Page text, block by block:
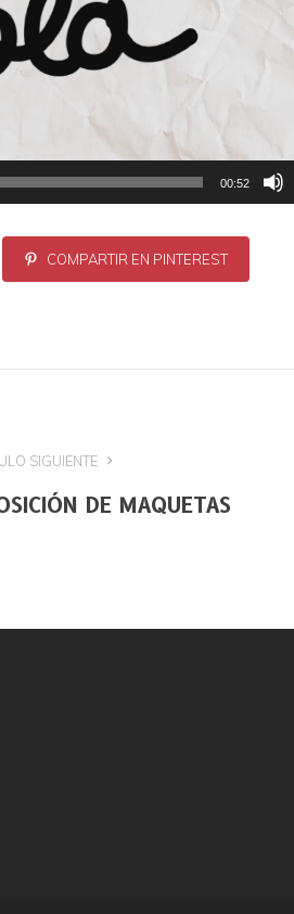
00:52
COMPARTIR EN PINTEREST
SIGUIENTE
DE MAQUETAS